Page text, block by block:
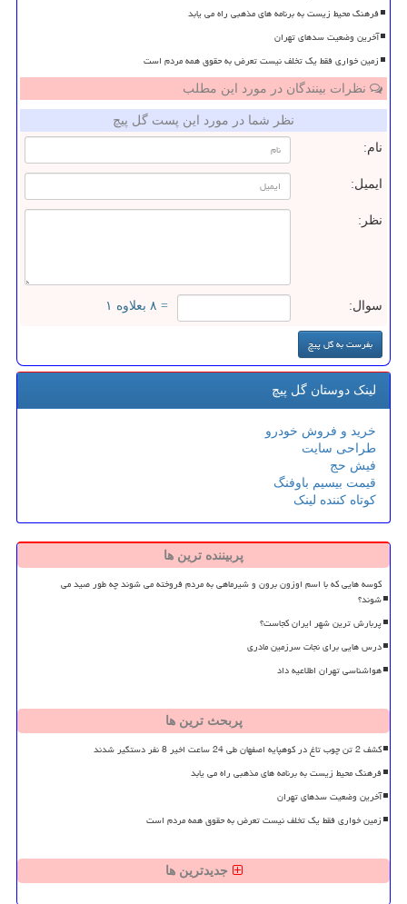
فرهنگ محیط زیست به برنامه های مذهبی راه می یابد
آخرین وضعیت سدهای تهران
زمین خواری فقط یک تخلف نیست تعرض به حقوق همه مردم است
نظرات بینندگان در مورد این مطلب
نظر شما در مورد این پست گل پیچ
نام:
ایمیل:
نظر:
سوال: = ۸ بعلاوه ۱
لینک دوستان گل پیچ
خرید و فروش خودرو
طراحی سایت
فیش حج
قیمت بیسیم باوفنگ
کوتاه کننده لینک
پربیننده ترین ها
کوسه هایی که با اسم اوزون برون و شیرماهی به مردم فروخته می شوند چه طور صید می
شوند؟
پربارش ترین شهر ایران کجاست؟
درس هایی برای نجات سرزمین مادری
هواشناسی تهران اطلاعیه داد
پربحث ترین ها
کشف 2 تن چوب تاغ در کوهپایه اصفهان طی 24 ساعت اخیر 8 نفر دستگیر شدند
فرهنگ محیط زیست به برنامه های مذهبی راه می یابد
آخرین وضعیت سدهای تهران
زمین خواری فقط یک تخلف نیست تعرض به حقوق همه مردم است
جدیدترین ها